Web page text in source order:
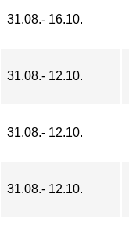
31.08.- 16.10.
31.08.- 12.10.
31.08.- 12.10.
31.08.- 12.10.